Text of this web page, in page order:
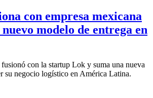
con empresa mexicana
modelo de entrega en
con la startup Lok y suma una nueva
su negocio logístico en América Latina.